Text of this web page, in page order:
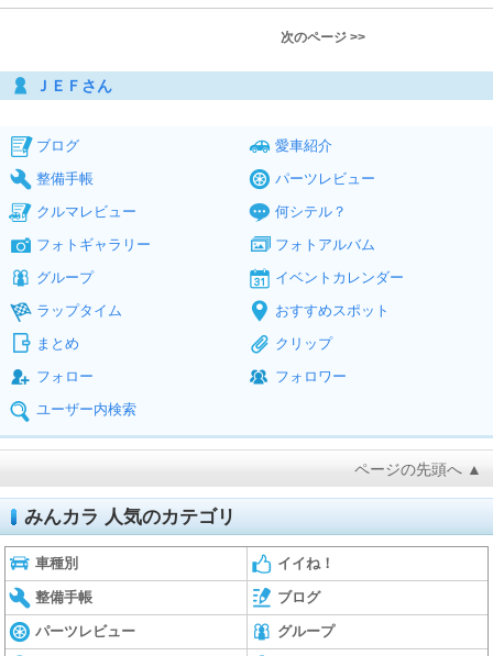
次のページ >>
ＪＥＦさん
ブログ
愛車紹介
整備手帳
パーツレビュー
クルマレビュー
何シテル？
フォトギャラリー
フォトアルバム
グループ
イベントカレンダー
ラップタイム
おすすめスポット
まとめ
クリップ
フォロー
フォロワー
ユーザー内検索
ページの先頭へ ▲
みんカラ 人気のカテゴリ
車種別 イイね！
整備手帳 ブログ
パーツレビュー グループ